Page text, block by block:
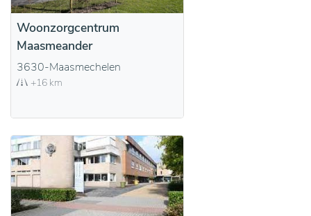
Woonzorgcentrum
Maasmeander
3630-Maasmechelen
+16 km